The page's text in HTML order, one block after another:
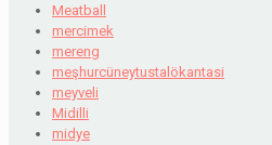
Meatball
mercimek
mereng
meşhurcüneytustalökantasi
meyveli
Midilli
midye